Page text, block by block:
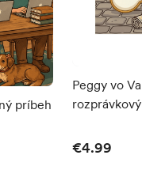
Peggy vo
€4.99